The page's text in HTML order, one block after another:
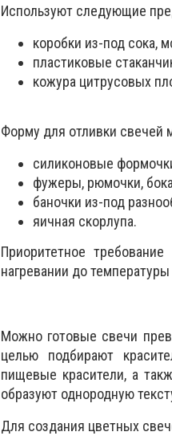
Используют следующие
коробки из-под сока,
пластиковые
кожура цитрусовых
Форму для отливки свечей
силиконовые
фужеры, рюмочки,
баночки из-под
яичная скорлупа.
Приоритетное
нагревании до
Можно готовые свечи
целью подбирают
пищевые красители, а
образуют однородную
Для создания цветных